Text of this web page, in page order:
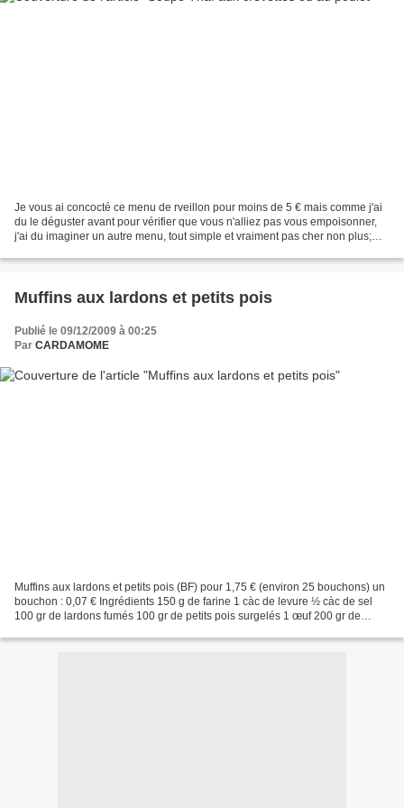
Je vous ai concocté ce menu de rveillon pour moins de 5 € mais comme j'ai
du le déguster avant pour vérifier que vous n'alliez pas vous empoisonner,
j'ai du imaginer un autre menu, tout simple et vraiment pas cher non plus;
Muffins aux lardons et petits pois
Publié le 09/12/2009 à 00:25
Par CARDAMOME
Muffins aux lardons et petits pois (BF) pour 1,75 € (environ 25 bouchons) un
bouchon : 0,07 € Ingrédients 150 g de farine 1 càc de levure ½ càc de sel
100 gr de lardons fumés 100 gr de petits pois surgelés 1 œuf 200 gr de